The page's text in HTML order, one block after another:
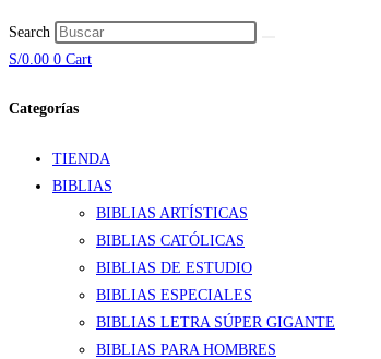
Search
S/0.00 0 Cart
Categorías
TIENDA
BIBLIAS
BIBLIAS ARTÍSTICAS
BIBLIAS CATÓLICAS
BIBLIAS DE ESTUDIO
BIBLIAS ESPECIALES
BIBLIAS LETRA SÚPER GIGANTE
BIBLIAS PARA HOMBRES